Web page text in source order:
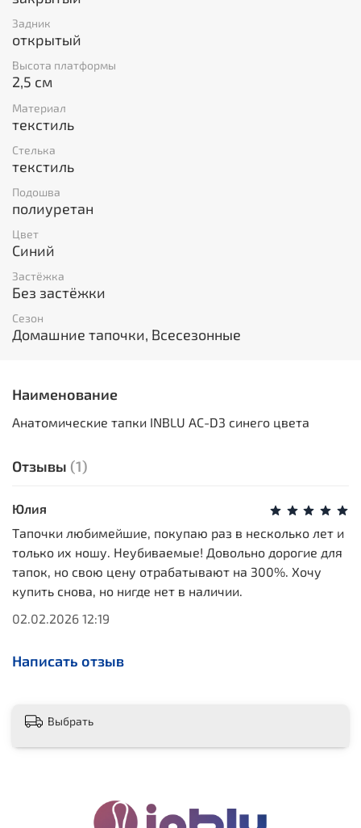
Задник
открытый
Высота платформы
2,5 см
Материал
текстиль
Стелька
текстиль
Подошва
полиуретан
Цвет
Синий
Застёжка
Без застёжки
Сезон
Домашние тапочки, Всесезонные
Наименование
Анатомические тапки INBLU AC-D3 синего цвета
Отзывы (1)
Юлия
Тапочки любимейшие, покупаю раз в несколько лет и
только их ношу. Неубиваемые! Довольно дорогие для
тапок, но свою цену отрабатывают на 300%. Хочу
купить снова, но нигде нет в наличии.
02.02.2026 12:19
Написать отзыв
Выбрать